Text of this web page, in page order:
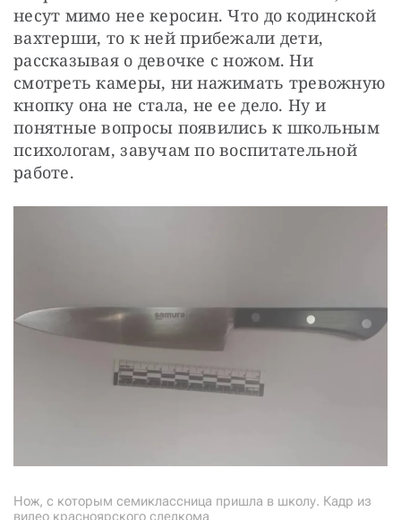
несут мимо нее керосин. Что до кодинской
вахтерши, то к ней прибежали дети,
рассказывая о девочке с ножом. Ни
смотреть камеры, ни нажимать тревожную
кнопку она не стала, не ее дело. Ну и
понятные вопросы появились к школьным
психологам, завучам по воспитательной
работе.
Нож, с которым семиклассница пришла в школу. Кадр из
видео красноярского следкома